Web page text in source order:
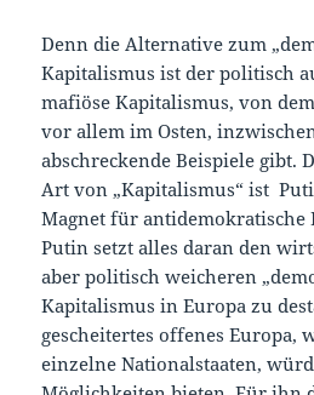
Denn die Alternative zum
Kapitalismus ist der politisch
mafiöse Kapitalismus, von
vor allem im Osten,
abschreckende Beispiele gibt.
Art von „Kapitalismus“ ist
Magnet für antidemokratische
Putin setzt alles daran den
aber politisch weicheren
Kapitalismus in Europa zu
gescheitertes offenes Europa,
einzelne Nationalstaaten,